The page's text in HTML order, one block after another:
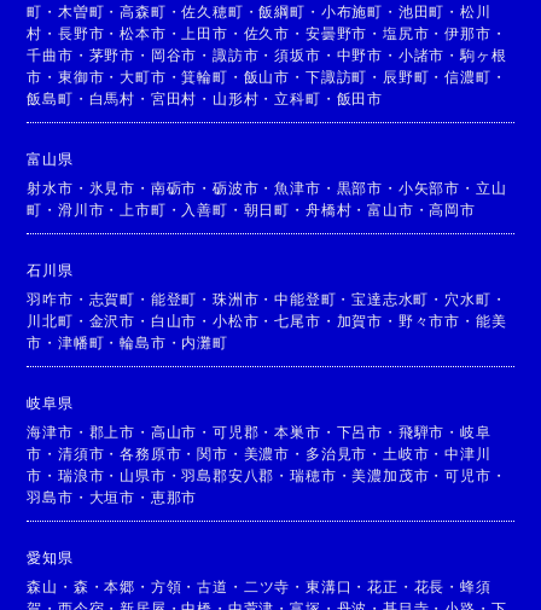
町 ・ 木曽町 ・高森町 ・佐久穂町 ・飯綱町 ・ 小布施町 ・ 池田町 ・ 松川
村 ・長野市 ・松本市 ・ 上田市 ・ 佐久市 ・ 安曇野市 ・ 塩尻市 ・伊那市 ・
千曲市 ・ 茅野市 ・ 岡谷市 ・諏訪市 ・須坂市 ・ 中野市 ・ 小諸市 ・ 駒ヶ根
市 ・東御市 ・大町市 ・箕輪町 ・ 飯山市 ・ 下諏訪町 ・ 辰野町 ・信濃町 ・
飯島町 ・ 白馬村 ・ 宮田村 ・ 山形村 ・立科町 ・ 飯田市
富山県
射水市 ・ 氷見市 ・ 南砺市 ・砺波市 ・魚津市 ・ 黒部市 ・ 小矢部市 ・ 立山
町 ・滑川市 ・ 上市町 ・ 入善町 ・ 朝日町 ・ 舟橋村 ・富山市 ・高岡市
石川県
羽咋市 ・ 志賀町 ・ 能登町 ・珠洲市 ・中能登町 ・宝達志水町 ・ 穴水町 ・
川北町 ・ 金沢市 ・ 白山市 ・小松市 ・七尾市 ・ 加賀市 ・ 野々市市 ・ 能美
市 ・津幡町 ・輪島市 ・ 内灘町
岐阜県
海津市 ・ 郡上市 ・ 高山市 ・可児郡 ・本巣市 ・ 下呂市 ・ 飛騨市 ・ 岐阜
市 ・清須市 ・各務原市 ・関市 ・ 美濃市 ・ 多治見市 ・ 土岐市 ・中津川
市 ・瑞浪市 ・ 山県市 ・羽島郡安八郡 ・瑞穂市 ・美濃加茂市 ・可児市 ・
羽島市 ・ 大垣市 ・ 恵那市
愛知県
森山 ・ 森 ・本郷 ・ 方領 ・古道 ・ 二ツ寺 ・ 東溝口 ・花正 ・ 花長 ・ 蜂須